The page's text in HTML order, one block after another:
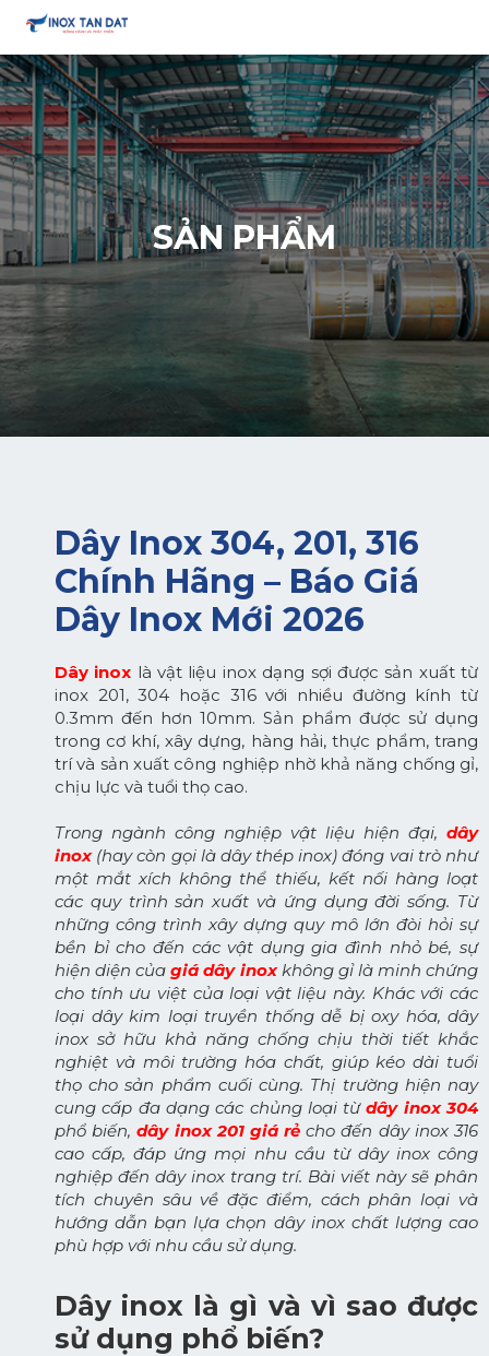
SẢN PHẨM
Dây Inox 304, 201, 316
Chính Hãng – Báo Giá
Dây Inox Mới 2026
Dây inox là vật liệu inox dạng sợi được sản xuất từ
inox 201, 304 hoặc 316 với nhiều đường kính từ
0.3mm đến hơn 10mm. Sản phẩm được sử dụng
trong cơ khí, xây dựng, hàng hải, thực phẩm, trang
trí và sản xuất công nghiệp nhờ khả năng chống gỉ,
chịu lực và tuổi thọ cao.
Trong ngành công nghiệp vật liệu hiện đại, dây
inox(hay còn gọi là dây thép inox) đóng vai trò như
một mắt xích không thể thiếu, kết nối hàng loạt
các quy trình sản xuất và ứng dụng đời sống. Từ
những công trình xây dựng quy mô lớn đòi hỏi sự
bền bỉ cho đến các vật dụng gia đình nhỏ bé, sự
hiện diện của giá dây inoxkhông gỉ là minh chứng
cho tính ưu việt của loại vật liệu này. Khác với các
loại dây kim loại truyền thống dễ bị oxy hóa, dây
inox sở hữu khả năng chống chịu thời tiết khắc
nghiệt và môi trường hóa chất, giúp kéo dài tuổi
thọ cho sản phẩm cuối cùng. Thị trường hiện nay
cung cấp đa dạng các chủng loại từdây inox 304
phổ biến,dây inox 201 giá rẻ cho đến dây inox 316
cao cấp, đáp ứng mọi nhu cầu từ dây inox công
nghiệp đến dây inox trang trí. Bài viết này sẽ phân
tích chuyên sâu về đặc điểm, cách phân loại và
hướng dẫn bạn lựa chọn dây inox chất lượng cao
phù hợp với nhu cầu sử dụng.
Dây inox là gì và vì sao được
sử dụng phổ biến?